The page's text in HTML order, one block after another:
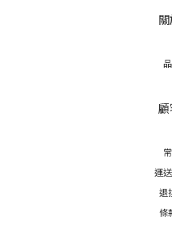
運
退
條